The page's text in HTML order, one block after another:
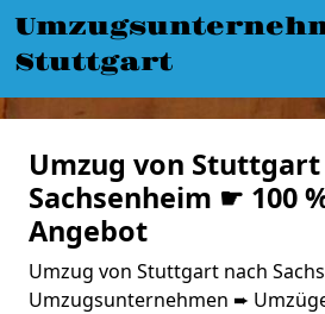
Stuttgart
Umzug von Stuttgart
Sachsenheim ☛ 100
Angebot
Umzug von Stuttgart nach
Umzugsunternehmen ➨